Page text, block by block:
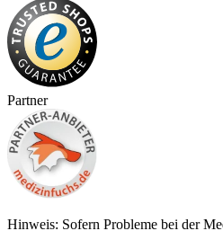
Partner
Hinweis: Sofern Probleme bei der